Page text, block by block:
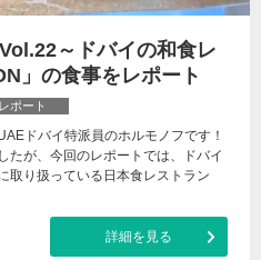
～ドバイの和食レ
」の食事をレポート
ポート
ドバイ特派員のホルモノフです！
たが、今回のレポートでは、ドバイ
取り扱っている日本食レストラン
詳細を見る